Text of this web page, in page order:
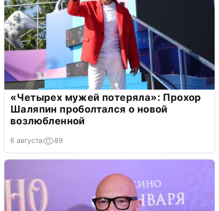
«Четырех мужей потеряла»: Прохор
Шаляпин проболтался о новой
возлюбленной
6 августа 89